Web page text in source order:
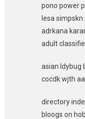
pono power
lesa
adrkana
adult
asian ldybug
cocdk wjth
directory
bloogs on